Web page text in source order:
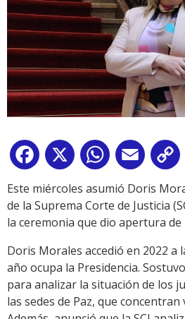
Facebook
X WhatsApp
Email
Este miércoles asumió Doris
de la Suprema Corte de Justicia
la ceremonia que dio apertura
Doris Morales accedió en 2022 a
año ocupa la Presidencia.
para analizar la situación de los
las sedes de Paz, que